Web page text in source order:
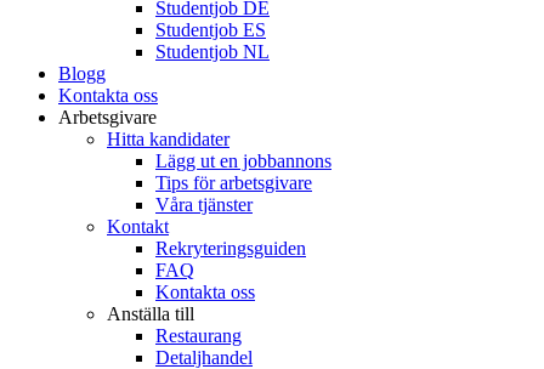
Studentjob DE
Studentjob ES
Studentjob NL
Blogg
Kontakta oss
Arbetsgivare
Hitta kandidater
Lägg ut en jobbannons
Tips för arbetsgivare
Våra tjänster
Kontakt
Rekryteringsguiden
FAQ
Kontakta oss
Anställa till
Restaurang
Detaljhandel